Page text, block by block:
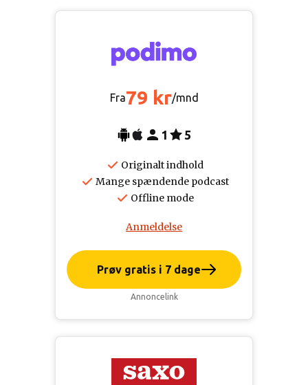
Fra79 kr/mnd
1 5
Originalt indhold
Mange spændende podcast
Offline mode
Anmeldelse
Prøv gratis i 7 dage
Annoncelink